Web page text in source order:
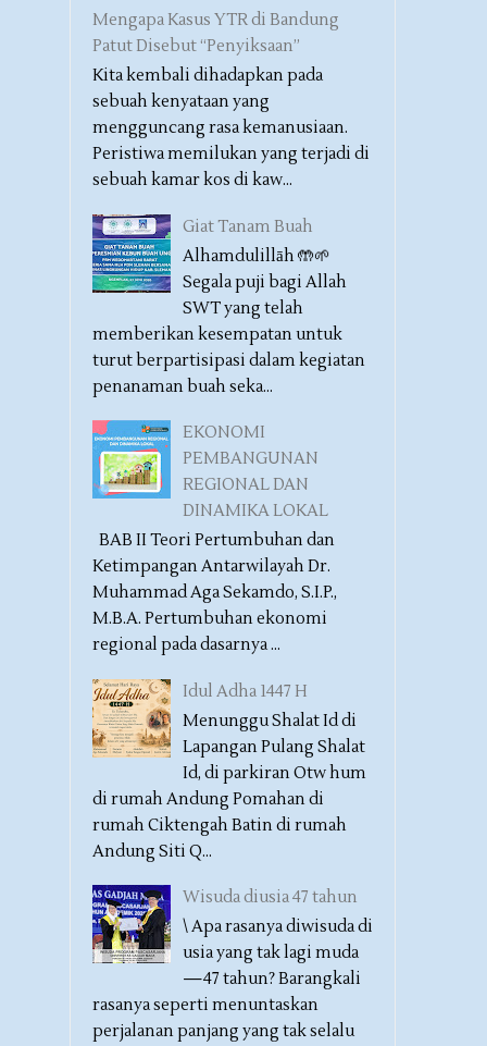
Mengapa Kasus YTR di Bandung
Patut Disebut “Penyiksaan”
Kita kembali dihadapkan pada
sebuah kenyataan yang
mengguncang rasa kemanusiaan.
Peristiwa memilukan yang terjadi di
sebuah kamar kos di kaw...
Giat Tanam Buah
Alhamdulillāh 🤲🌱
Segala puji bagi Allah
SWT yang telah
memberikan kesempatan untuk
turut berpartisipasi dalam kegiatan
penanaman buah seka...
EKONOMI
PEMBANGUNAN
REGIONAL DAN
DINAMIKA LOKAL
BAB II Teori Pertumbuhan dan
Ketimpangan Antarwilayah Dr.
Muhammad Aga Sekamdo, S.I.P.,
M.B.A. Pertumbuhan ekonomi
regional pada dasarnya ...
Idul Adha 1447 H
Menunggu Shalat Id di
Lapangan Pulang Shalat
Id, di parkiran Otw hum
di rumah Andung Pomahan di
rumah Ciktengah Batin di rumah
Andung Siti Q...
Wisuda diusia 47 tahun
\ Apa rasanya diwisuda di
usia yang tak lagi muda
—47 tahun? Barangkali
rasanya seperti menuntaskan
perjalanan panjang yang tak selalu